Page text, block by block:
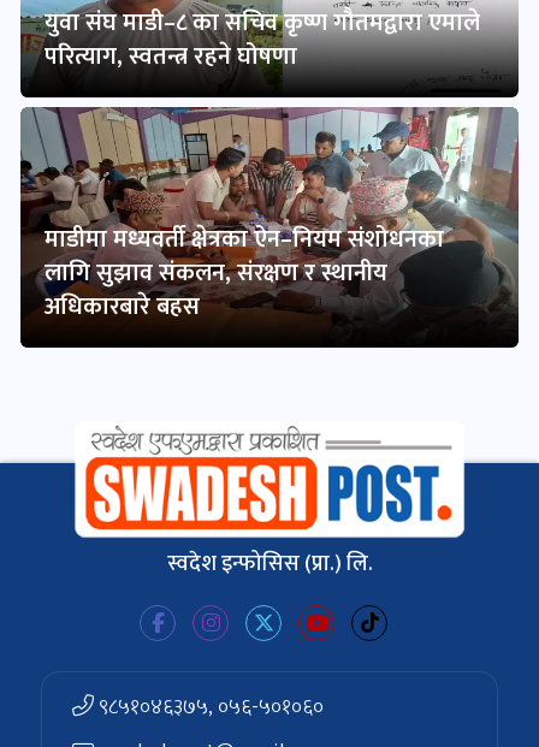
युवा संघ माडी–८ का सचिव कृष्ण गौतमद्वारा एमाले
परित्याग, स्वतन्त्र रहने घोषणा
माडीमा मध्यवर्ती क्षेत्रका ऐन–नियम संशोधनका
लागि सुझाव संकलन, संरक्षण र स्थानीय
अधिकारबारे बहस
स्वदेश इन्फोसिस (प्रा.) लि.
९८५१०४६३७५, ०५६-५०१०६०